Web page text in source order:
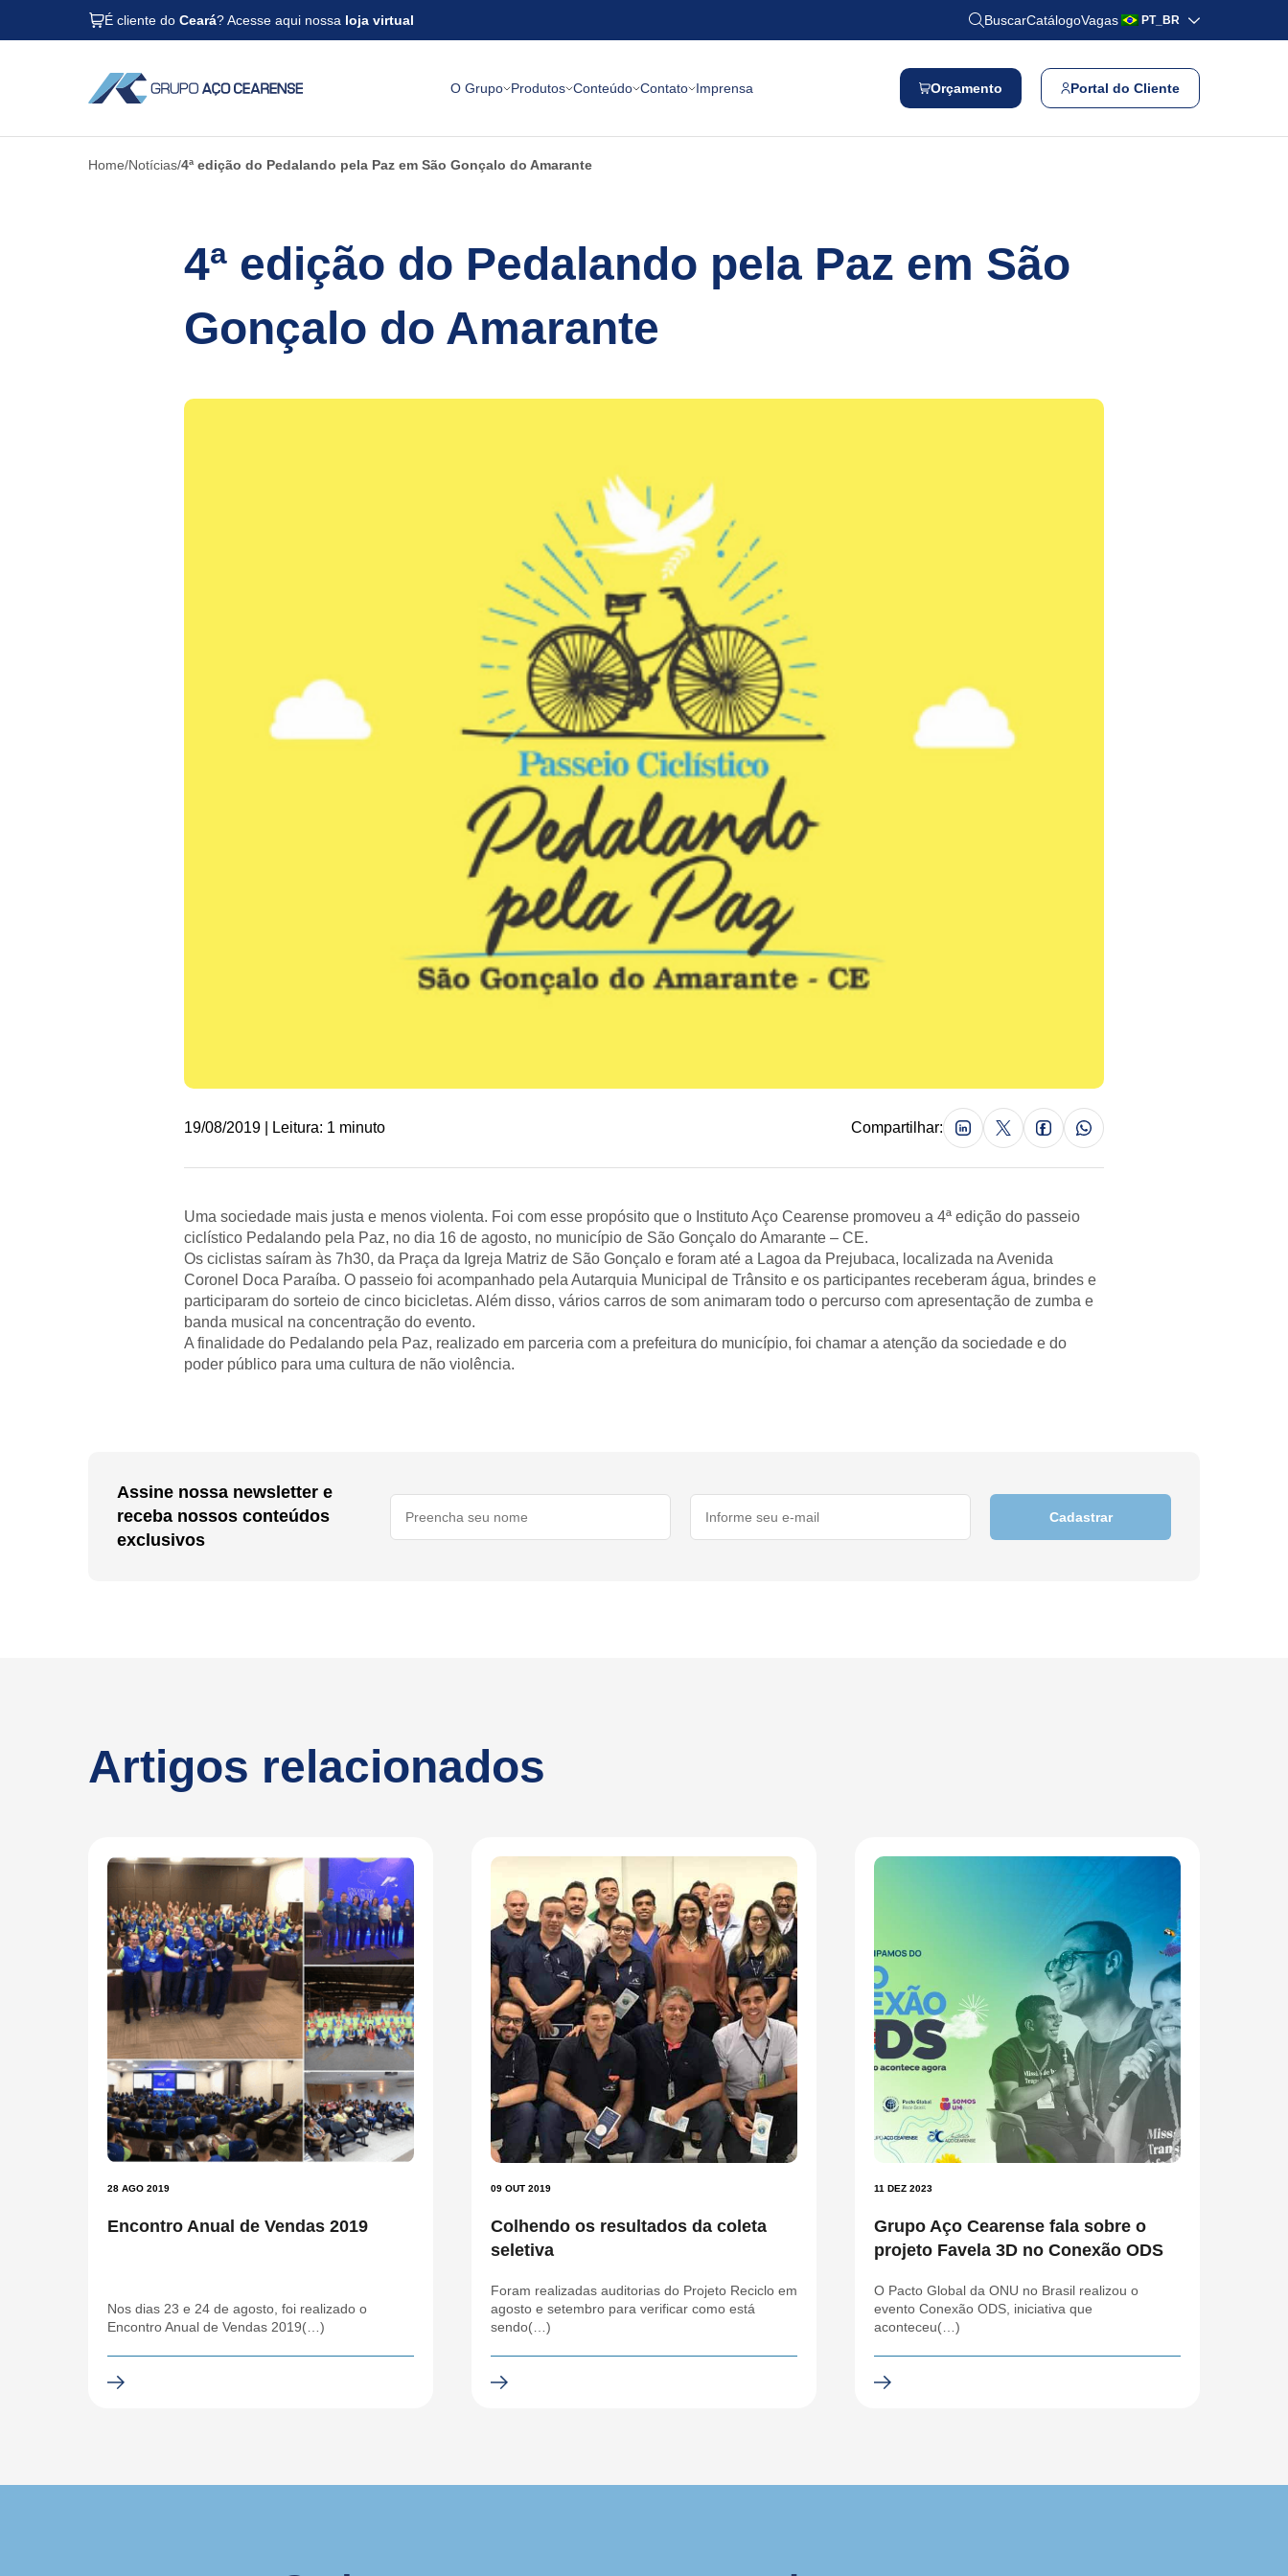
É cliente doCeará? Acesse aqui nossa loja virtual BuscarCatálogoVagas PT_BR
O Grupo Produtos Conteúdo Contato Imprensa Orçamento Portal do Cliente
Home Notícias 4ª edição do Pedalando pela Paz em São Gonçalo do Amarante
4ª edição do Pedalando pela Paz em São
Gonçalo do Amarante
19/08/2019 | Leitura: 1 minuto Compartilhar:
Uma sociedade mais justa e menos violenta. Foi com esse propósito que o Instituto Aço Cearense promoveu a 4ª edição do passeio
ciclístico Pedalando pela Paz, no dia 16 de agosto, no município de São Gonçalo do Amarante – CE.
Os ciclistas saíram às 7h30, da Praça da Igreja Matriz de São Gonçalo e foram até a Lagoa da Prejubaca, localizada na Avenida
Coronel Doca Paraíba. O passeio foi acompanhado pela Autarquia Municipal de Trânsito e os participantes receberam água, brindes e
participaram do sorteio de cinco bicicletas. Além disso, vários carros de som animaram todo o percurso com apresentação de zumba e
banda musical na concentração do evento.
A finalidade do Pedalando pela Paz, realizado em parceria com a prefeitura do município, foi chamar a atenção da sociedade e do
poder público para uma cultura de não violência.
Assine nossa newsletter e
receba nossos conteúdos
exclusivos
Cadastrar
Artigos relacionados
28 AGO 2019
Encontro Anual de Vendas 2019
Nos dias 23 e 24 de agosto, foi realizado o
Encontro Anual de Vendas 2019(…)
09 OUT 2019
Colhendo os resultados da coleta
seletiva
Foram realizadas auditorias do Projeto Reciclo em
agosto e setembro para verificar como está
sendo(…)
11 DEZ 2023
Grupo Aço Cearense fala sobre o
projeto Favela 3D no Conexão ODS
O Pacto Global da ONU no Brasil realizou o
evento Conexão ODS, iniciativa que
aconteceu(…)